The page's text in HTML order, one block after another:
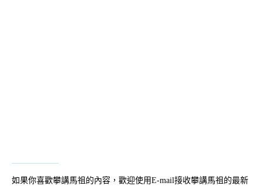
如果你喜歡攀講馬祖的內容，歡迎使用E-mail接收攀講馬祖的最新